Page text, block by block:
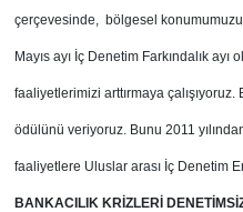
çerçevesinde, bölgesel
Mayıs ayı İç Denetim Farkındalık ayı
faaliyetlerimizi arttırmaya
ödülünü veriyoruz. Bunu 2011
faaliyetlere Uluslar arası İç Denetim
BANKACILIK KRİZLERİ